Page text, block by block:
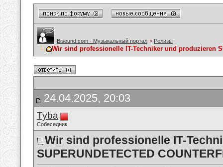
Bisound.com - Музыкальный портал > Релизы
​Wir sind professionelle IT-Techniker und produzieren
24.04.2025, 20:03
Tyba
Собеседник
​Wir sind professionelle IT-
SUPERUNDETECTED